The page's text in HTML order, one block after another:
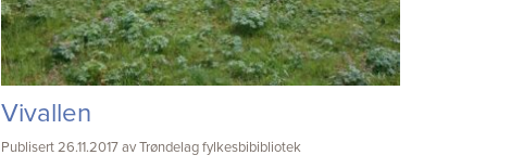
Vivallen
Publisert 26.11.2017 av Trøndelag fylkesbibibliotek